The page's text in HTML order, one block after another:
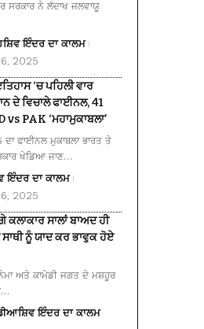
ਸਰਕਾਰ ਨੇ ਲੱਦਾਖ ਜਲਵਾਯੂ
ਸ਼ਿਵ ਇੰਦਰ ਦਾ ਕਾਲਮ
2025
‘ਚ ਪਹਿਲੀ ਵਾਰ
ਦੇ ਵਿਚਾਲੇ ਫਾਈਨਲ, 41
vs PAK ‘ਮਹਾਮੁਕਾਬਲਾ’
ਫਾਈਨਲ ਮੁਕਾਬਲਾ ਭਾਰਤ ਤੇ
ਖੇਡਿਆ ਜਾਣ…
ਇੰਦਰ ਦਾ ਕਾਲਮ
2025
ਕਲਾਕਾਰ ਸਾਲਾਂ ਬਾਅਦ ਹੀ
ਸਾਥੀ ਨੂੰ ਯਾਦ ਕਰ ਭਾਵੁਕ ਹੋਏ
ਅਤੇ ਕਾਮੇਡੀ ਜਗਤ ਦੇ ਮਸ਼ਹੂਰ
ਸ਼ਿਵ ਇੰਦਰ ਦਾ ਕਾਲਮ